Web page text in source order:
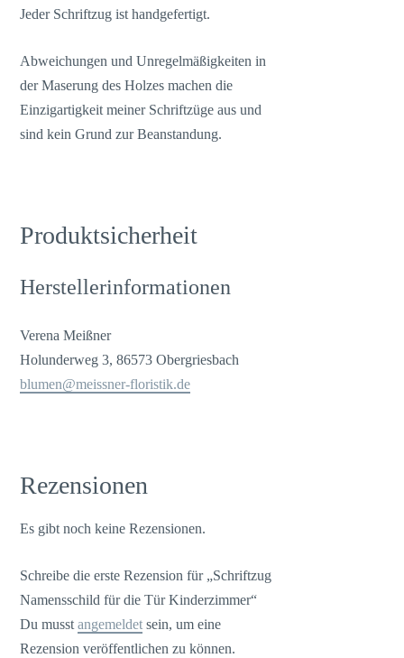
Jeder Schriftzug ist handgefertigt.
Abweichungen und Unregelmäßigkeiten in
der Maserung des Holzes machen die
Einzigartigkeit meiner Schriftzüge aus und
sind kein Grund zur Beanstandung.
Produktsicherheit
Herstellerinformationen
Verena Meißner
Holunderweg 3, 86573 Obergriesbach
blumen@meissner-floristik.de
Rezensionen
Es gibt noch keine Rezensionen.
Schreibe die erste Rezension für „Schriftzug
Namensschild für die Tür Kinderzimmer“
Du musstangemeldetsein, um eine
Rezension veröffentlichen zu können.